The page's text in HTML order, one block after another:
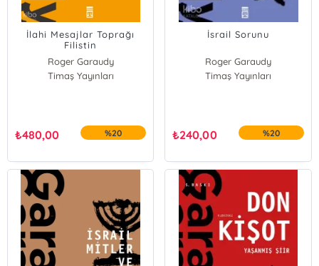
İlahi Mesajlar Toprağı
Filistin
Roger Garaudy
Timaş Yayınları
₺480,00 %20
İsrail Sorunu
Roger Garaudy
Timaş Yayınları
₺240,00 %20